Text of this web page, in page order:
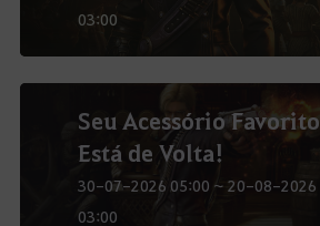
03:00
Seu Acessório Favorito
Está de Volta!
30-07-2026 05:00 ~ 20-08-2026
03:00